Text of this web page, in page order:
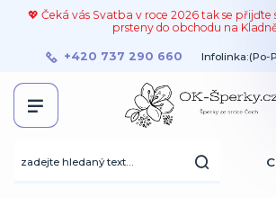
💖 Čeká vás Svatba v roce 2026 tak se přijďte
prsteny do obchodu na
+420 737 290 660 Infolinka:(Po-